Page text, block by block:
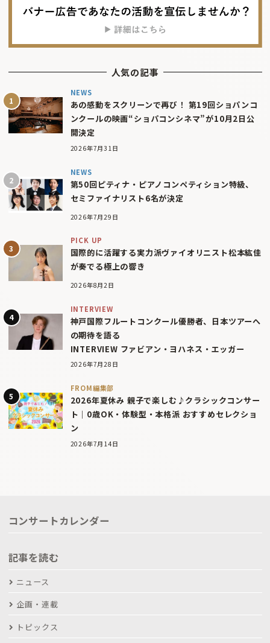
人気の記事
NEWS
あの感動をスクリーンで再び！ 第19回ショパンコ
ンクールの映画“ショパコンシネマ”が10月2日公
開決定
2026年7月31日
NEWS
第50回ピティナ・ピアノコンペティション特級、
セミファイナリスト6名が決定
2026年7月29日
PICK UP
国際的に活躍する実力派ヴァイオリニスト松本紘佳
が奏でる極上の響き
2026年8月2日
INTERVIEW
神戸国際フルートコンクール優勝者、日本ツアーへ
の期待を語る
INTERVIEW ファビアン・ヨハネス・エッガー
2026年7月28日
FROM編集部
2026年夏休み 親子で楽しむ♪クラシックコンサー
ト｜0歳OK・体験型・本格派 おすすめセレクショ
ン
2026年7月14日
コンサートカレンダー
記事を読む
ニュース
企画・連載
トピックス